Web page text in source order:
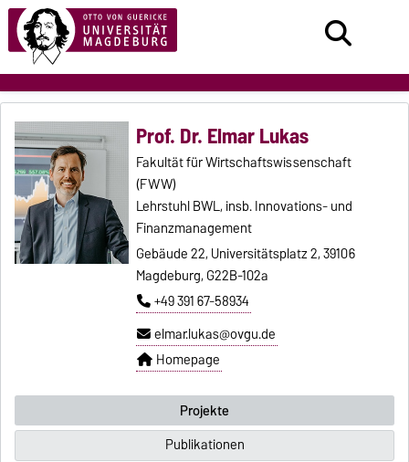
Prof. Dr. Elmar Lukas
Fakultät für Wirtschaftswissenschaft
(FWW)
Lehrstuhl BWL, insb. Innovations- und
Finanzmanagement
Gebäude 22, Universitätsplatz 2, 39106
Magdeburg, G22B-102a
+49 391 67-58934
elmar.lukas@ovgu.de
Homepage
Projekte
Publikationen